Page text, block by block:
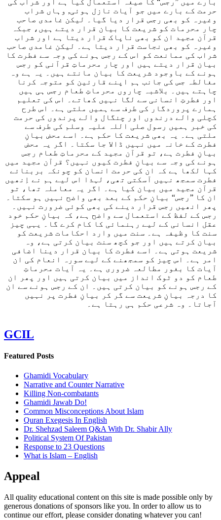
حرمت کے بارے میں جو آیات نازل ہوئی, وہاں شراب
وغیرہ کو بھی رجس قرار دیا گیا۔ لیکن غامدی صاحب
چار محرمات کو شریعت کا بیان قرار دیتے ہیں، جبکہ
قرآن مجید ان کو بھی ناپاک قرار دیتا ہے اور شراب
وغیرہ کو بھی نجاست قرار دیتا ہے۔ لیکن غامدی صاحب
شراب کی ممانعت کو اس کے رجس ہونے کی وجہ سے فطرت کا
بیان قرار دیتے ہیں اور چار محرماتِ قرآنی کو رجس
ہونے کے باوجود شریعت کا بیان مانتے ہیں۔ یہ ہے وہ
مغالطہ جس کی جانب ہم اپنے قارئین کو متوجہ کرنا
چاہتے ہیں۔ بلاشبہ چاروں محرماتِ طعام رجس ہی ہیں
اور فطرتِ انسانی سے لگا نہیں کھاتے۔ اس کی تعلیم
ہمارے پروردگار کی طرف سے ہمیں ملتی ہے۔ اس طرح
کچلی والے درندوں اور چنگال والے پرندوں کی حرمت
کی خبر ہمیں رسول صلی اللہ علیہ وسلم کی طرف سے
ملتی ہے۔ یہ بھی شریعت کا حکم ہے۔ اسے محض بیانِ
فطرت کے خانہ میں نہیں ڈالا جا سکتا۔ اگر یہ محض
بیانِ فطرت ہے، تو قرآن مجید کے محرماتِ طعام رجس
ہونے کی وجہ سے بیانِ فطرت کیوں نہیں؟ قرآن مجید میں
کہا لکھا ہے کہ ان کی حرمت انسان کو چونکہ بربنائے
فطرت سمجھ نہیں آسکتی تھی، لہذا اس لیے ہم نے اِنھیں
قرآن مجید میں بیان کیا ہے۔ اگر یہ معاملہ تھا، تو
ان کا ”رجس“ بیانِ حکم کے بعد بھی واضح نہیں ہو سکتا۔
پھر انھیں رجس قرار دینے کی بھی کوئی ضرورت نہیں۔
رجس کے لفظ کے استعمال سے واضح ہے، کہ بیانِ حکم خود
عقل انسانی کے لیے رہنمائی کا کام کرے گا۔ یہی چیز
سنت کا وظیفہ ہے۔ سنت میں وارد احکامات شریعت کو
بیان کرتے ہیں اور جو کچھ سنت بیان کرتی ہے، وہ
شریعت ہوتی ہے۔ اسے فطرت کا بیان قرار دینا اضافی
امر ہے۔ اس چیز کو سمجھنے کے لیے سورہ انعام کی ان
آیات کا بغور مطالعہ ضروری ہے۔ یہ آیات محرماتِ
طعام کو دو ٹوک انداز میں بیان کرتی ہیں اور پھر ان
کے رجس ہونے کو بیان کرتی ہیں۔ ان کے رجس ہونے سے ان
کا درجہ بیانِ شریعت سے گر کر بیانِ فطرت پر نہیں
آجاتا۔ وہ شرعی حکم ہی رہتا ہے۔
GCIL
Featured Posts
Ghamidi Vocabulary
Narrative and Counter Narrative
Killing Non-combatants
Ghamidi Jawab Do!
Common Misconceptions About Islam
Quran Exegesis In English
Dr. Shehzad Saleem Q&A With Dr. Shabir Ally
Political System Of Pakistan
Response to 23 Questions
What is Islam – English
Appeal
All quality educational content on this site is made possible only by
generous donations of sponsors like you. In order to allow us to
continue our effort, please consider donating whatever you can!